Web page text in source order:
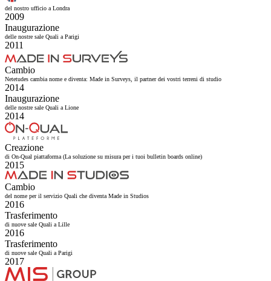
del nostro ufficio a Londra
2009
Inaugurazione
delle nostre sale Quali a Parigi
2011
Cambio
Netetudes cambia nome e diventa: Made in Surveys, il partner dei vostri terreni di studio
2014
Inaugurazione
delle nostre sale Quali a Lione
2014
Creazione
di On-Qual piattaforma (La soluzione su misura per i tuoi bulletin boards online)
2015
Cambio
del nome per il servizio Quali che diventa Made in Studios
2016
Trasferimento
di nuove sale Quali a Lille
2016
Trasferimento
di nuove sale Quali a Parigi
2017